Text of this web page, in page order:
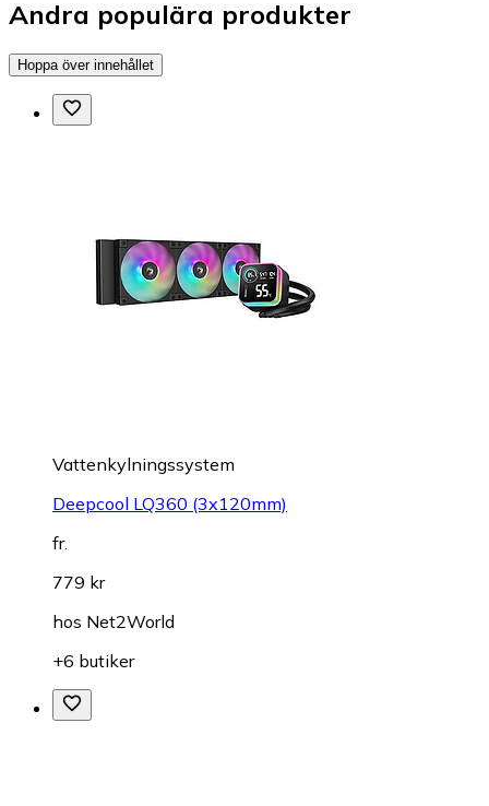
Andra populära produkter
Hoppa över innehållet
Vattenkylningssystem
Deepcool LQ360 (3x120mm)
fr.
779 kr
hos Net2World
+6 butiker